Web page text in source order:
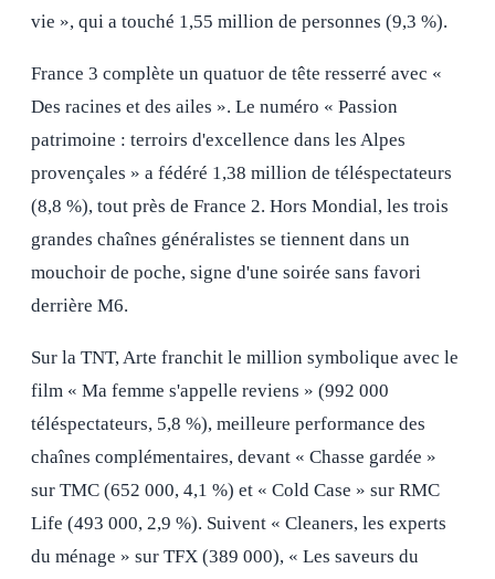
vie », qui a touché 1,55 million de personnes (9,3 %).
France 3 complète un quatuor de tête resserré avec «
Des racines et des ailes ». Le numéro « Passion
patrimoine : terroirs d'excellence dans les Alpes
provençales » a fédéré 1,38 million de téléspectateurs
(8,8 %), tout près de France 2. Hors Mondial, les trois
grandes chaînes généralistes se tiennent dans un
mouchoir de poche, signe d'une soirée sans favori
derrière M6.
Sur la TNT, Arte franchit le million symbolique avec le
film « Ma femme s'appelle reviens » (992 000
téléspectateurs, 5,8 %), meilleure performance des
chaînes complémentaires, devant « Chasse gardée »
sur TMC (652 000, 4,1 %) et « Cold Case » sur RMC
Life (493 000, 2,9 %). Suivent « Cleaners, les experts
du ménage » sur TFX (389 000), « Les saveurs du